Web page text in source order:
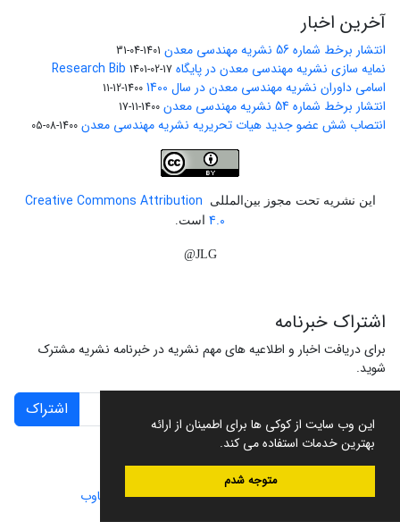
این وب سایت از کوکی ها برای اطمینان از ارائه
بهترین خدمات استفاده می کند.
متوجه شدم
آخرین اخبار
انتشار برخط شماره 56 نشریه مهندسی معدن 1401-04-31
نمایه سازی نشریه مهندسی معدن در پایگاه Research Bib 1401-02-17
اسامی داوران نشریه مهندسی معدن در سال 1400 1400-12-11
انتشار برخط شماره 54 نشریه مهندسی معدن 1400-11-17
انتصاب شش عضو جدید هیات تحریریه نشریه مهندسی معدن 1400-08-05
این نشریه تحت مجوز بین‌المللی
Creative Commons Attribution
4.0 است.
JLG@
اشتراک خبرنامه
برای دریافت اخبار و اطلاعیه های مهم نشریه در خبرنامه نشریه مشترک
شوید.
اشتراک
سامانه مدیریت نشریات علمی.طراحی و پیاده سازی از سیناوب